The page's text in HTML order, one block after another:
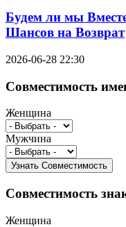
Будем ли мы
Шансов на Возврат
2026-06-28 22:30
Совместимость
Женщина
Мужчина
Совместимость
Женщина